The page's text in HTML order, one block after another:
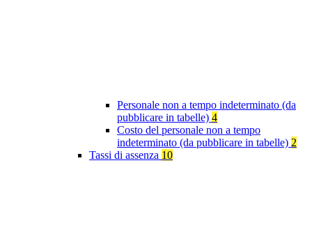
Personale non a tempo indeterminato (da
pubblicare in tabelle) 4
Costo del personale non a tempo
indeterminato (da pubblicare in tabelle) 2
Tassi di assenza 10